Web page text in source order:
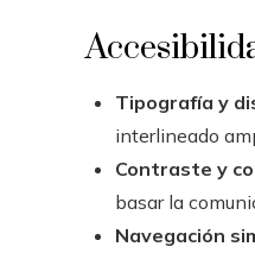
Tipografía y
interlineado
Contraste y
basar la
Navegación